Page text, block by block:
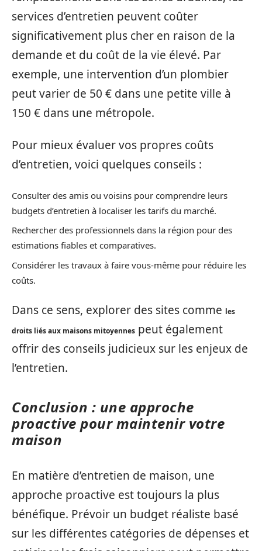
services d’entretien peuvent coûter
significativement plus cher en raison de la
demande et du coût de la vie élevé. Par
exemple, une intervention d’un plombier
peut varier de 50 € dans une petite ville à
150 € dans une métropole.
Pour mieux évaluer vos propres coûts
d’entretien, voici quelques conseils :
Consulter des amis ou voisins pour comprendre leurs
budgets d’entretien à localiser les tarifs du marché.
Rechercher des professionnels dans la région pour des
estimations fiables et comparatives.
Considérer les travaux à faire vous-même pour réduire les
coûts.
Dans ce sens, explorer des sites comme les
droits liés aux maisons mitoyennes peut également
offrir des conseils judicieux sur les enjeux de
l’entretien.
Conclusion : une approche
proactive pour maintenir votre
maison
En matière d’entretien de maison, une
approche proactive est toujours la plus
bénéfique. Prévoir un budget réaliste basé
sur les différentes catégories de dépenses et